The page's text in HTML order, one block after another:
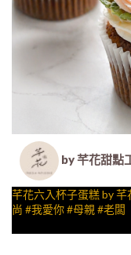
by 芊花甜點
芊花六入杯子蛋糕 by 芊花甜點工作室 (sku) | #裱花蛋糕 #公主 #時
尚 #我愛你 #母親 #老闆